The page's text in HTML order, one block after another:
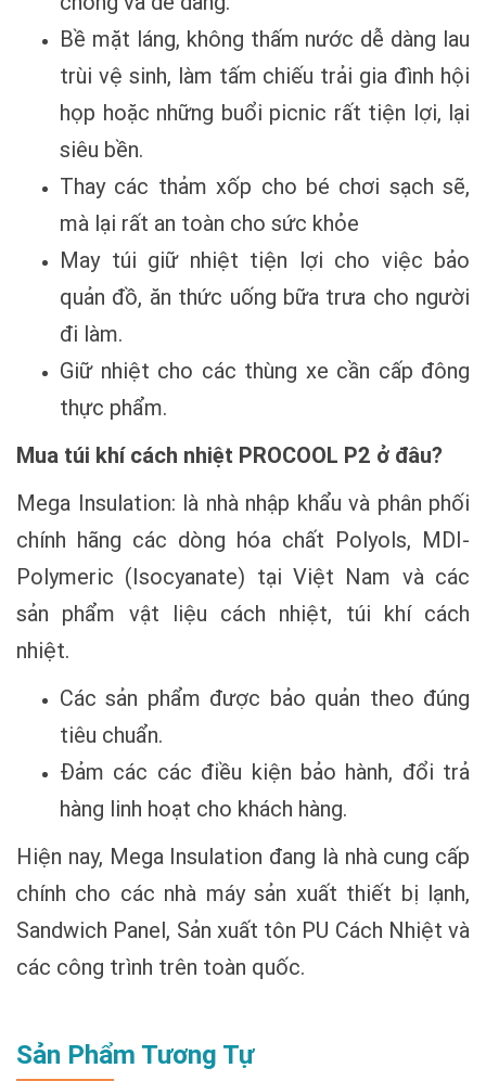
Bề mặt láng, không thấm nước dễ dàng lau
trùi vệ sinh, làm tấm chiếu trải gia đình hội
họp hoặc những buổi picnic rất tiện lợi, lại
siêu bền.
Thay các thảm xốp cho bé chơi sạch sẽ,
mà lại rất an toàn cho sức khỏe
May túi giữ nhiệt tiện lợi cho việc bảo
quản đồ, ăn thức uống bữa trưa cho người
đi làm.
Giữ nhiệt cho các thùng xe cần cấp đông
thực phẩm.
Mua túi khí cách nhiệt PROCOOL P2 ở đâu?
Mega Insulation: là nhà nhập khẩu và phân phối
chính hãng các dòng hóa chất Polyols, MDI-
Polymeric (Isocyanate) tại Việt Nam và các
sản phẩm vật liệu cách nhiệt, túi khí cách
nhiệt.
Các sản phẩm được bảo quản theo đúng
tiêu chuẩn.
Đảm các các điều kiện bảo hành, đổi trả
hàng linh hoạt cho khách hàng.
Hiện nay, Mega Insulation đang là nhà cung cấp
chính cho các nhà máy sản xuất thiết bị lạnh,
Sandwich Panel, Sản xuất tôn PU Cách Nhiệt và
các công trình trên toàn quốc.
Sản Phẩm Tương Tự